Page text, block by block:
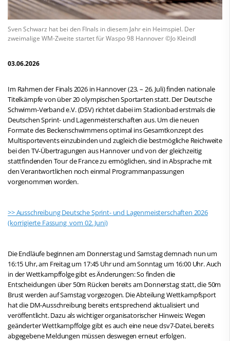
Sven Schwarz hat bei den FInals in diesem Jahr ein Heimspiel. Der
zweimalige WM-Zweite startet für Waspo 98 Hannover ©Jo Kleindl
03.06.2026
Im Rahmen der Finals 2026 in Hannover (23. – 26. Juli) finden nationale
Titelkämpfe von über 20 olympischen Sportarten statt. Der Deutsche
Schwimm-Verband e.V. (DSV) richtet dabei im Stadionbad erstmals die
Deutschen Sprint- und Lagenmeisterschaften aus. Um die neuen
Formate des Beckenschwimmens optimal ins Gesamtkonzept des
Multisportevents einzubinden und zugleich die bestmögliche Reichweite
bei den TV-Übertragungen aus Hannover und von der gleichzeitig
stattfindenden Tour de France zu ermöglichen, sind in Absprache mit
den Verantwortlichen noch einmal Programmanpassungen
vorgenommen worden.
>> Ausschreibung Deutsche Sprint- und Lagenmeisterschaften 2026
(korrigierte Fassung vom 02. Juni)
Die Endläufe beginnen am Donnerstag und Samstag demnach nun um
16:15 Uhr, am Freitag um 17:45 Uhr und am Sonntag um 16:00 Uhr. Auch
in der Wettkampffolge gibt es Änderungen: So finden die
Entscheidungen über 50m Rücken bereits am Donnerstag statt, die 50m
Brust werden auf Samstag vorgezogen. Die Abteilung Wettkampfsport
hat die DM-Ausschreibung bereits entsprechend aktualisiert und
veröffentlicht. Dazu als wichtiger organisatorischer Hinweis: Wegen
geänderter Wettkampffolge gibt es auch eine neue dsv7-Datei, bereits
abgegebene Meldungen müssen deswegen erneut erfolgen.